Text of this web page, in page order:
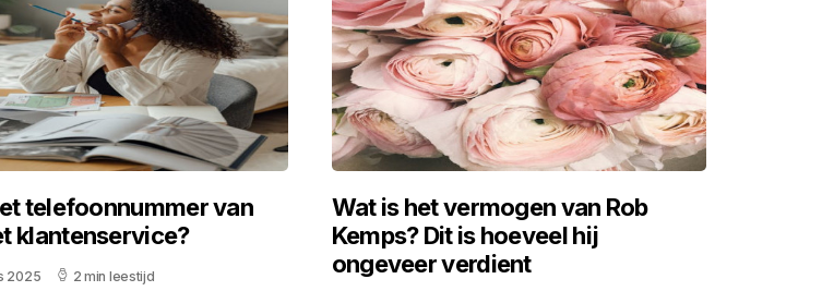
telefoonnummer van
klantenservice?
2025 2 min leestijd
Wat is het vermogen van Rob
Kemps? Dit is hoeveel hij
ongeveer verdient